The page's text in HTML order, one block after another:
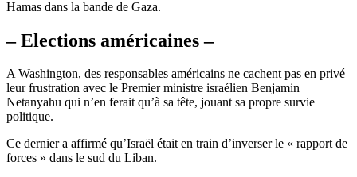
Hamas dans la bande de Gaza.
– Elections américaines –
A Washington, des responsables américains ne cachent pas en privé
leur frustration avec le Premier ministre israélien Benjamin
Netanyahu qui n’en ferait qu’à sa tête, jouant sa propre survie
politique.
Ce dernier a affirmé qu’Israël était en train d’inverser le « rapport de
forces » dans le sud du Liban.